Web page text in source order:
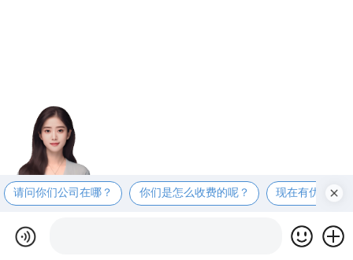
请问你们公司在哪？ 你们是怎么收费的呢？ 现在有优惠活